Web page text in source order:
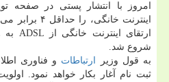
امروز با انتشار پستی در صفحه
اینترنت
شروع شد.
به قول وزیر
ارتباطات و فناوری
ثبت نام آغار بكار خواهد نمود.